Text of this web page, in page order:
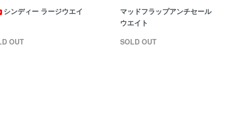
シンディー ラージウエイ
OUT
マッドフラップアンチセール
ウエイト
SOLD OUT